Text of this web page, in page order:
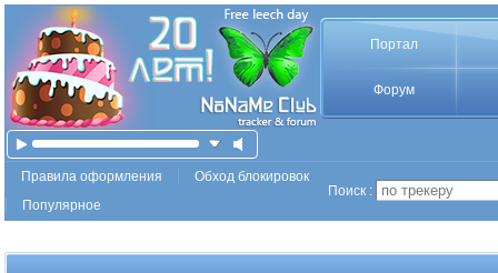
Портал
Форум
Правила оформления
Обход блокировок
Популярное
Поиск :